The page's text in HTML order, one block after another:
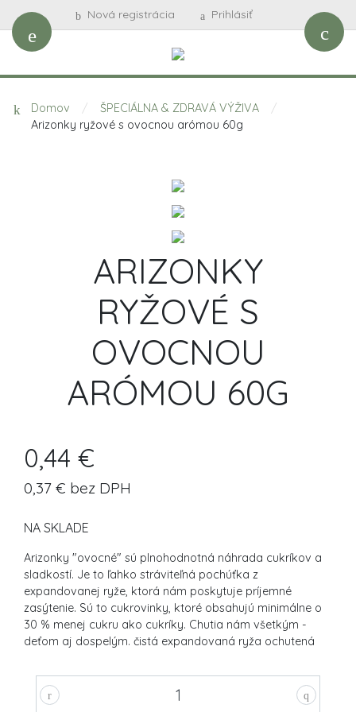
Nová registrácia Prihlásiť
Domov / ŠPECIÁLNA & ZDRAVÁ VÝŽIVA
/
Arizonky ryžové s ovocnou arómou 60g
ARIZONKY
RYŽOVÉ S
OVOCNOU
ARÓMOU 60G
0,44 €
0,37 € bez DPH
NA SKLADE
Arizonky "ovocné" sú plnohodnotná náhrada cukríkov a
sladkostí. Je to ľahko stráviteľná pochúťka z
expandovanej ryže, ktorá nám poskytuje príjemné
zasýtenie. Sú to cukrovinky, ktoré obsahujú minimálne o
30 % menej cukru ako cukríky. Chutia nám všetkým -
deťom aj dospelým. čistá expandovaná ryža ochutená